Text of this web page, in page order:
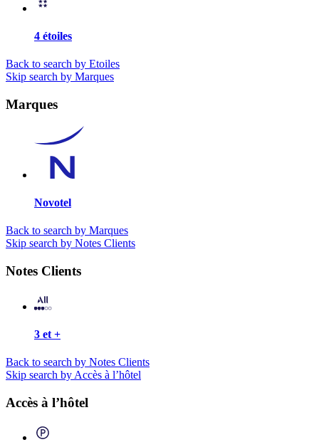
4 étoiles
Back to search by Etoiles
Skip search by Marques
Marques
Novotel
Back to search by Marques
Skip search by Notes Clients
Notes Clients
3 et +
Back to search by Notes Clients
Skip search by Accès à l’hôtel
Accès à l’hôtel